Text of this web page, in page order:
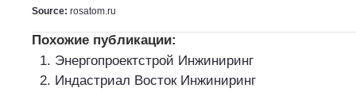
Source: rosatom.ru
Похожие публикации:
Энергопроектстрой Инжиниринг
Индастриал Восток Инжиниринг